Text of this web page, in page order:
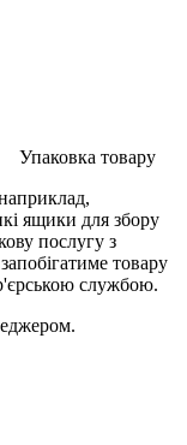
Упаковка товару
ящики для збору
послугу з
товару
службою.